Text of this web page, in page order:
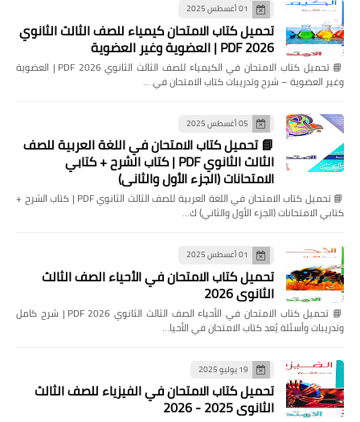
01 أغسطس 2025
تحميل كتاب الامتحان كيمياء للصف الثالث الثانوي
2026 PDF | العضوية وغير العضوية
📘 تحميل كتاب الامتحان في الكيمياء للصف الثالث الثانوي 2026 PDF | العضوية
وغير العضوية – شرح وتدريبات كتاب الامتحان في …
05 أغسطس 2025
📘 تحميل كتاب الامتحان في اللغة العربية للصف
الثالث الثانوي PDF | كتاب الشرح + كتابي
الامتحانات (الجزء الأول والثاني)
📘 تحميل كتاب الامتحان في اللغة العربية للصف الثالث الثانوي PDF | كتاب الشرح +
كتابي الامتحانات (الجزء الأول والثاني) ك…
01 أغسطس 2025
تحميل كتاب الامتحان في الأحياء الصف الثالث
الثانوي 2026
📘 تحميل كتاب الامتحان في الأحياء الصف الثالث الثانوي 2026 PDF | شرح كامل
وتدريبات وأسئلة يُعد كتاب الامتحان في الأحيا…
19 يوليو 2025
تحميل كتاب الامتحان في الفيزياء للصف الثالث
الثانوي 2025 - 2026